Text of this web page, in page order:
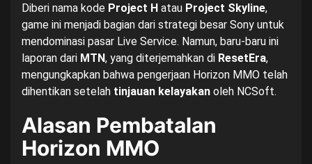
Diberi nama kode Project H atau Project Skyline,
game ini menjadi bagian dari strategi besar Sony untuk
mendominasi pasar Live Service. Namun, baru-baru ini
laporan dari MTN, yang diterjemahkan di ResetEra,
mengungkapkan bahwa pengerjaan Horizon MMO telah
dihentikan setelah tinjauan kelayakan oleh NCSoft.
Alasan Pembatalan
Horizon MMO